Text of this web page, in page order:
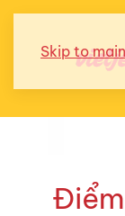
Skip to